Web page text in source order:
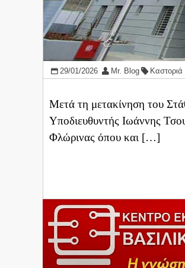
29/01/2026 Mr. Blog Καστοριά
Μετά τη μετακίνηση του
Υποδιευθυντής Ιωάννης
Φλώρινας όπου και […]